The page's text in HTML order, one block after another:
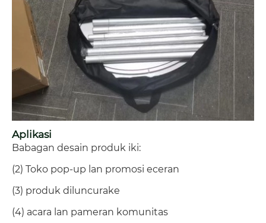
Aplikasi
Babagan desain produk iki:
(2) Toko pop-up lan promosi eceran
(3) produk diluncurake
(4) acara lan pameran komunitas